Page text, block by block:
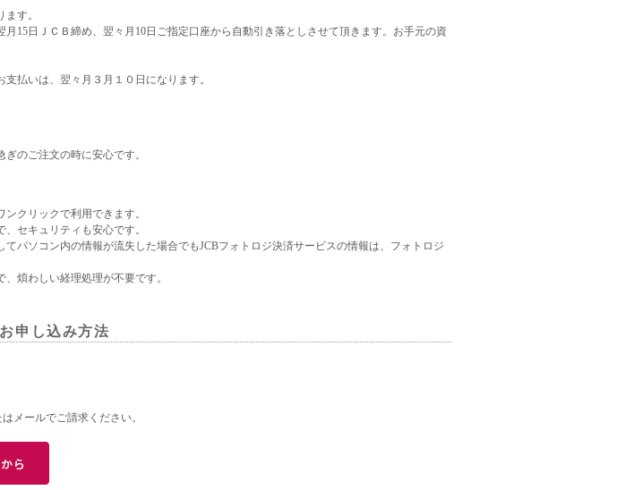
す。
15日ＪＣＢ締め、翌々月10日ご指定口座から自動引き落としさせて頂きます。お手元の資
払いは、翌々月３月１０日になります。
のご注文の時に安心です。
クリックで利用できます。
セキュリティも安心です。
てパソコン内の情報が流失した場合でもJCBフォトロジ決済サービスの情報は、フォトロジ
煩わしい経理処理が不要です。
申し込み方法
メールでご請求ください。